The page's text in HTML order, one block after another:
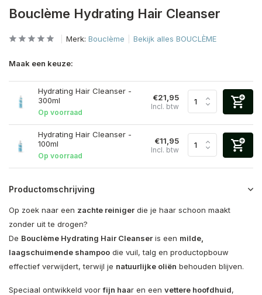
Bouclème Hydrating Hair Cleanser
Merk: Bouclème Bekijk alles BOUCLÈME
Maak een keuze:
Hydrating Hair Cleanser -
300ml
Op voorraad
€21,95
Incl. btw
Hydrating Hair Cleanser -
100ml
Op voorraad
€11,95
Incl. btw
Productomschrijving
Op zoek naar een zachte reiniger die je haar schoon maakt
zonder uit te drogen?
De Bouclème Hydrating Hair Cleanser is een milde,
laagschuimende shampoo die vuil, talg en productopbouw
effectief verwijdert, terwijl je natuurlijke oliën behouden blijven.
Speciaal ontwikkeld voorfijn haar en een vettere hoofdhuid,